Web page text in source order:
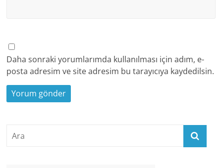
Daha sonraki yorumlarımda kullanılması için adım, e-
posta adresim ve site adresim bu tarayıcıya kaydedilsin.